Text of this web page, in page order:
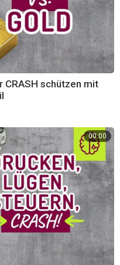
CRASH schützen mit
00:00